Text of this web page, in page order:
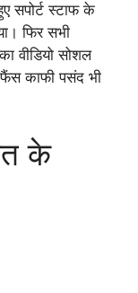
सपोर्ट स्टाफ के
फिर सभी
वीडियो सोशल
फैंस काफी पसंद भी
के